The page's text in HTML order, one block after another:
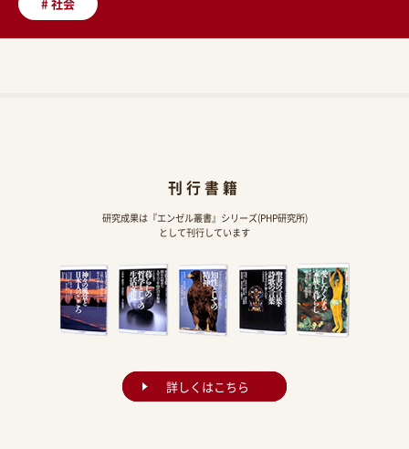
刊行書籍
研究成果は『エンゼル叢書』シリーズ(PHP研究所)
として刊行しています
詳しくはこちら